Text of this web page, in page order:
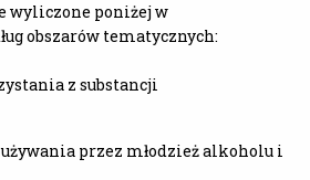
wyliczone poniżej w
obszarów tematycznych:
z substancji
przez młodzież alkoholu i